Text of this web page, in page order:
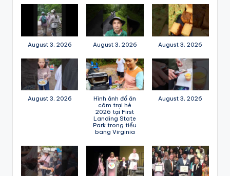
August 3, 2026 August 3, 2026 August 3, 2026
August 3, 2026
Hình ảnh đổ ăn
câm trại hè
2026 tại First
Landing State
Park trong tiểu
bang Virginia
August 3, 2026